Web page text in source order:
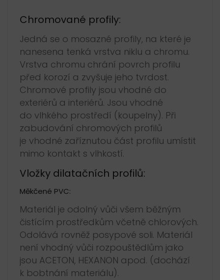
Chromované profily:
Jedná se o mosazné profily, na které je
nanesena tenká vrstva niklu a chromu.
Vrstva chromu chrání povrch profilu
před korozí a zvyšuje jeho tvrdost.
Chromové profily jsou vhodné do
exteriérů a interiérů. Jsou vhodné
do vlhkého prostředí (koupelny). Při
zabudování chromových profilů
je vhodné zaříznutou část profilu umístit
mimo kontakt s vlhkostí.
Vložky dilatačních profilů:
Měkčené PVC:
Materiál je odolný vůči všem běžným
čistícím prostředkům včetně chlorových.
Odolává rovněž posypové soli. Materiál
není vhodný vůči rozpouštědlům jako
jsou ACETON, HEXANON apod. (dochází
k bobtnání materiálu).